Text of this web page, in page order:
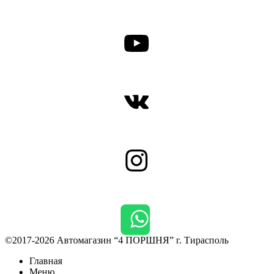
YouTube
ВКонтакте
Instagram
©2017-2026 Автомагазин “4 ПОРШНЯ” г. Тирасполь
Главная